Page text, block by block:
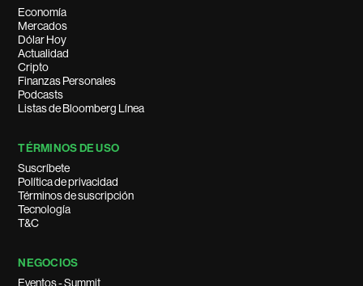
Economía
Mercados
Dólar Hoy
Actualidad
Cripto
Finanzas Personales
Podcasts
Listas de Bloomberg Línea
TÉRMINOS DE USO
Suscríbete
Política de privacidad
Términos de suscripción
Tecnología
T&C
NEGOCIOS
Eventos - Summit